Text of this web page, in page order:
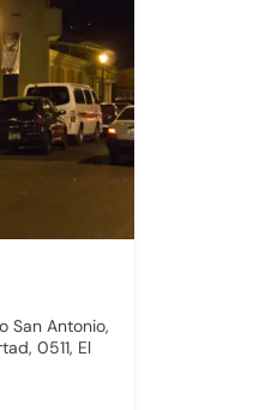
San Antonio,
0511, El